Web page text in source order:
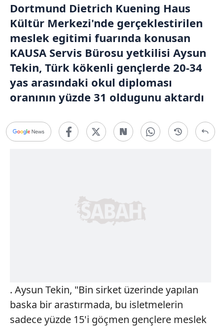
Dortmund Dietrich Kuening Haus
Kültür Merkezi'nde gerçeklestirilen
meslek egitimi fuarında konusan
KAUSA Servis Bürosu yetkilisi Aysun
Tekin, Türk kökenli gençlerde 20-34
yas arasındaki okul diploması
oranının yüzde 31 oldugunu aktardı
. Aysun Tekin, "Bin sirket üzerinde yapılan
baska bir arastırmada, bu isletmelerin
sadece yüzde 15'i göçmen gençlere meslek